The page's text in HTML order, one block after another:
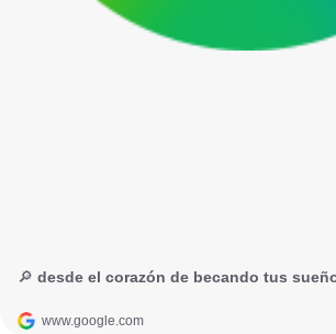
www.google.com